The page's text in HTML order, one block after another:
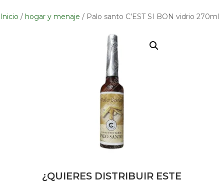
Inicio / hogar y menaje / Palo santo C’EST SI BON vidrio 270ml
¿QUIERES DISTRIBUIR ESTE